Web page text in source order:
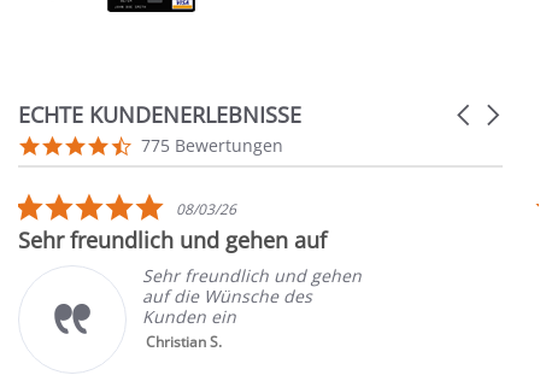
ECHTE KUNDENERLEBNISSE
Reviews
carousel
Carousel
4.7
star
775 Bewertungen
5.0
star
rating
08/03/26
Sehr freundlich und gehen auf
Sehr freundlich und gehen
auf die Wünsche des
Kunden ein
Christian S.